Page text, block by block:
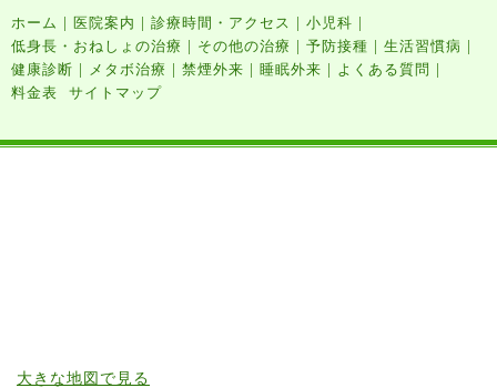
ホーム | 医院案内 | 診療時間・アクセス | 小児科 |
低身長・おねしょの治療 | その他の治療 | 予防接種 | 生活習慣病 |
健康診断 | メタボ治療 | 禁煙外来 | 睡眠外来 | よくある質問 |
料金表 サイトマップ
大きな地図で見る